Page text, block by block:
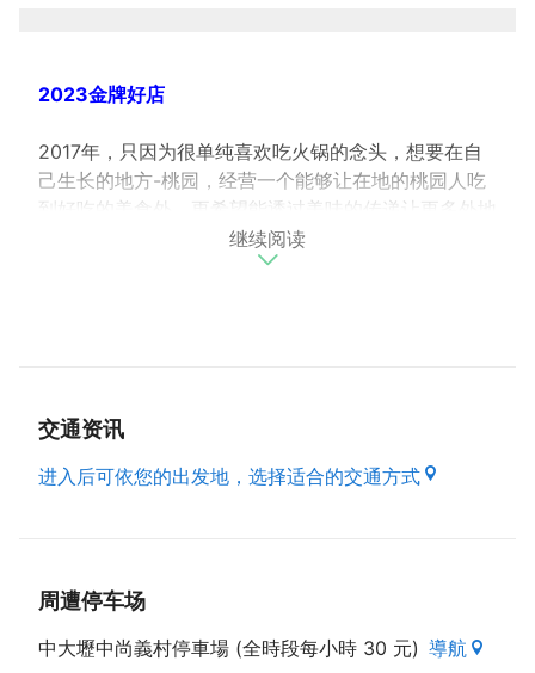
2023金牌好店
2017年，只因为很单纯喜欢吃火锅的念头，想要在自
己生长的地方-桃园，经营一个能够让在地的桃园人吃
到好吃的美食外，更希望能透过美味的传递让更多外地
的游客能够停留桃园，体会桃园的美，想让每位进到店
里的客人都能感受到我们想传达的：幸福、口福跟福
们设计菜单的初心，最後用手工制作的甜点画龙点晴。
继续阅读
交通资讯
进入后可依您的出发地，选择适合的交通方式
周遭停车场
中大壢中尚義村停車場 (全時段每小時 30 元) 導航